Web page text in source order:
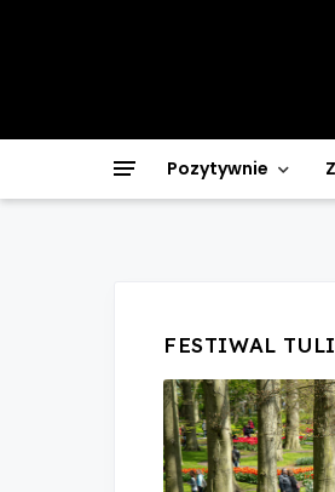
Pozytywnie
FESTIWAL